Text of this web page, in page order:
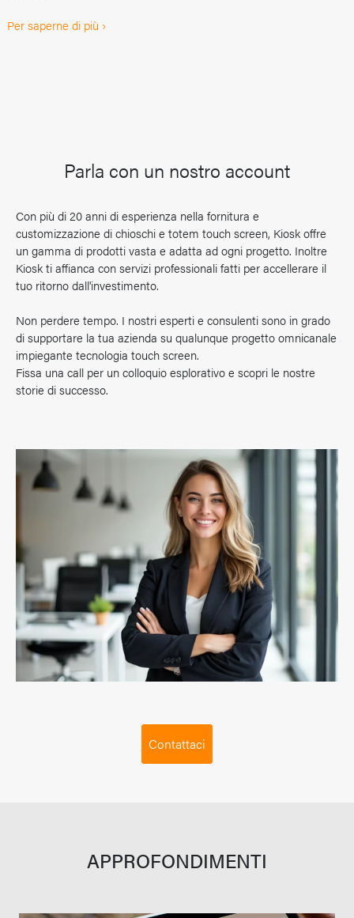
Per saperne di più ›
Parla con un nostro account
Con più di 20 anni di esperienza nella fornitura e
customizzazione di chioschi e totem touch screen, Kiosk offre
un gamma di prodotti vasta e adatta ad ogni progetto. Inoltre
Kiosk ti affianca con servizi professionali fatti per accellerare il
tuo ritorno dall'investimento.
Non perdere tempo. I nostri esperti e consulenti sono in grado
di supportare la tua azienda su qualunque progetto omnicanale
impiegante tecnologia touch screen.
Fissa una call per un colloquio esplorativo e scopri le nostre
storie di successo.
Contattaci
APPROFONDIMENTI